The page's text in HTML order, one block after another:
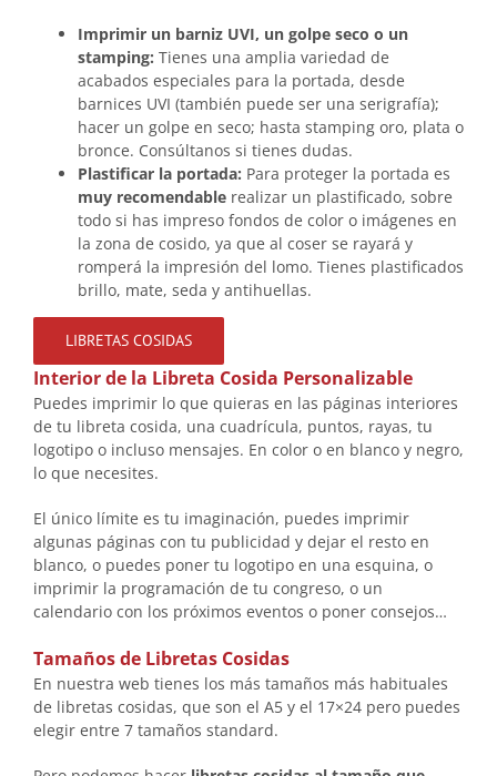
Imprimir un barniz UVI, un golpe seco o un
stamping: Tienes una amplia variedad de
acabados especiales para la portada, desde
barnices UVI (también puede ser una serigrafía);
hacer un golpe en seco; hasta stamping oro, plata o
bronce. Consúltanos si tienes dudas.
Plastificar la portada: Para proteger la portada es
muy recomendable realizar un plastificado, sobre
todo si has impreso fondos de color o imágenes en
la zona de cosido, ya que al coser se rayará y
romperá la impresión del lomo. Tienes plastificados
brillo, mate, seda y antihuellas.
LIBRETAS COSIDAS
Interior de la Libreta Cosida Personalizable
Puedes imprimir lo que quieras en las páginas interiores
de tu libreta cosida, una cuadrícula, puntos, rayas, tu
logotipo o incluso mensajes. En color o en blanco y negro,
lo que necesites.
El único límite es tu imaginación, puedes imprimir
algunas páginas con tu publicidad y dejar el resto en
blanco, o puedes poner tu logotipo en una esquina, o
imprimir la programación de tu congreso, o un
calendario con los próximos eventos o poner consejos…
Tamaños de Libretas Cosidas
En nuestra web tienes los más tamaños más habituales
de libretas cosidas, que son el A5 y el 17×24 pero puedes
elegir entre 7 tamaños standard.